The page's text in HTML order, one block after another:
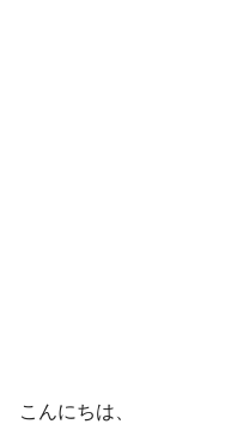
こんにちは、